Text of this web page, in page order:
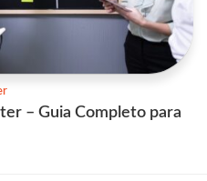
– Guia Completo para